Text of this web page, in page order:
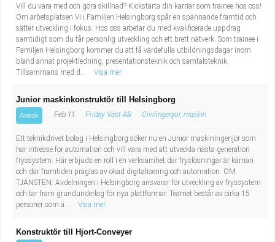
Vill du vara med och göra skillnad? Kickstarta din karriär som trainee hos oss!
Om arbetsplatsen Vi i Familjen Helsingborg spår en spännande framtid och
sätter utveckling i fokus. Hos oss arbetar du med kvalificerade uppdrag
samtidigt som du får personlig utveckling och ett brett nätverk. Som trainee i
Familjen Helsingborg kommer du att få värdefulla utbildningsdagar inom
bland annat projektledning, presentationsteknik och samtalsteknik.
Tillsammans med d...
Visa mer
Junior maskinkonstruktör till Helsingborg
Ansök Feb 11 Friday Väst AB Civilingenjör, maskin
Ett teknikdrivet bolag i Helsingborg söker nu en Junior maskiningenjör som
har intresse för automation och vill vara med att utveckla nästa generation
fryssystem. Här erbjuds en roll i en verksamhet där fryslösningar är kärnan
och där framtiden präglas av ökad digitalisering och automation. OM
TJÄNSTEN: Avdelningen i Helsingborg ansvarar för utveckling av fryssystem
och tar fram grundunderlag för nya plattformar. Teamet består av cirka 15
personer som ä...
Visa mer
Konstruktör till Hjort-Conveyer